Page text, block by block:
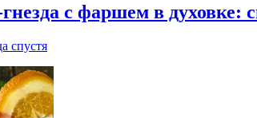
с фаршем в духовке:
спустя